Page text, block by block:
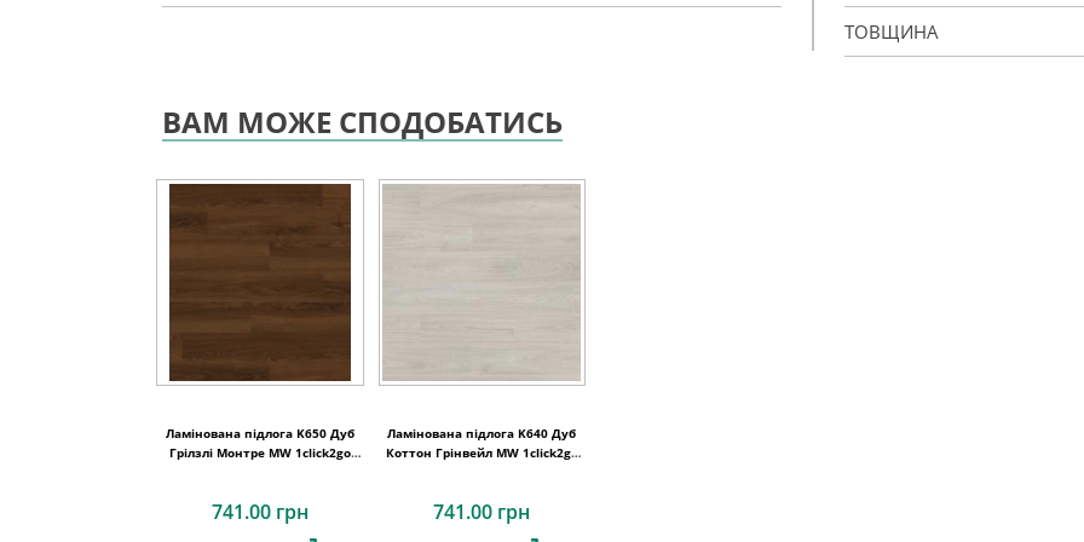
ТОВЩИНА
ВАМ МОЖЕ СПОДОБАТИСЬ
Ламінована підлога K650 Дуб
Грілзлі Монтре MW 1click2go
741.00 грн
Ламінована підлога K640 Дуб
Коттон Грінвейл MW 1click2go
741.00 грн